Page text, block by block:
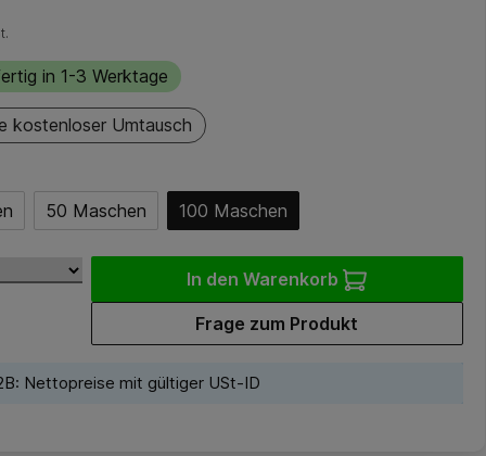
in 1-3 Werktage
kostenloser Umtausch
50 Maschen 100 Maschen
In den Warenkorb
Frage zum Produkt
Nettopreise mit gültiger USt-ID